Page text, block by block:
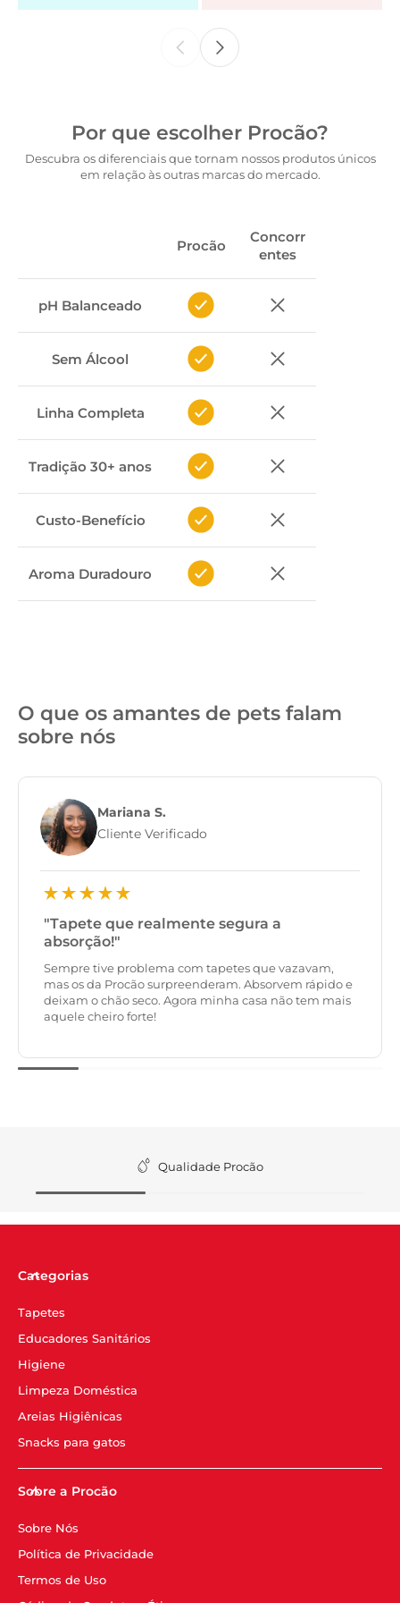
Por que escolher Procão?
Descubra os diferenciais que tornam nossos produtos únicos
em relação às outras marcas do mercado.
Procão
Concorr
entes
pH Balanceado
Sem Álcool
Linha Completa
Tradição 30+ anos
Custo-Benefício
Aroma Duradouro
O que os amantes de pets falam
sobre nós
Mariana S.
Cliente Verificado
"Tapete que realmente segura a
absorção!"
Sempre tive problema com tapetes que vazavam,
mas os da Procão surpreenderam. Absorvem rápido e
deixam o chão seco. Agora minha casa não tem mais
aquele cheiro forte!
Qualidade Procão
Categorias
Tapetes
Educadores Sanitários
Higiene
Limpeza Doméstica
Areias Higiênicas
Snacks para gatos
Sobre a Procão
Sobre Nós
Política de Privacidade
Termos de Uso